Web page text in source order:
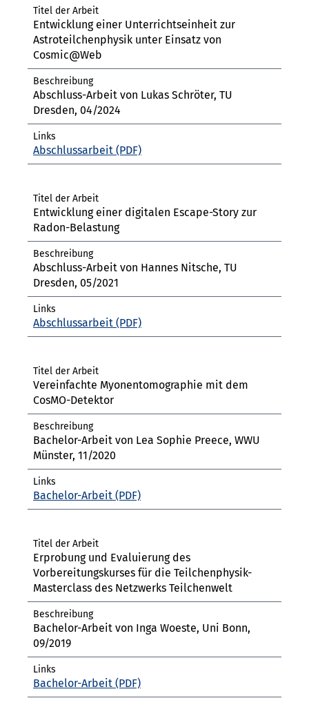
Entwicklung einer Unterrichtseinheit zur
Astroteilchenphysik unter Einsatz von
Cosmic@Web
Abschluss-Arbeit von Lukas Schröter, TU
Dresden, 04/2024
Abschlussarbeit
Entwicklung einer digitalen Escape-Story zur
Radon-Belastung
Abschluss-Arbeit von Hannes Nitsche, TU
Dresden, 05/2021
Abschlussarbeit
Vereinfachte Myonentomographie mit dem
CosMO-Detektor
Bachelor-Arbeit von Lea Sophie Preece, WWU
Münster, 11/2020
Bachelor-Arbeit
Erprobung und Evaluierung des
Vorbereitungskurses für die Teilchenphysik-
Masterclass des Netzwerks Teilchenwelt
Bachelor-Arbeit von Inga Woeste, Uni Bonn,
09/2019
Bachelor-Arbeit